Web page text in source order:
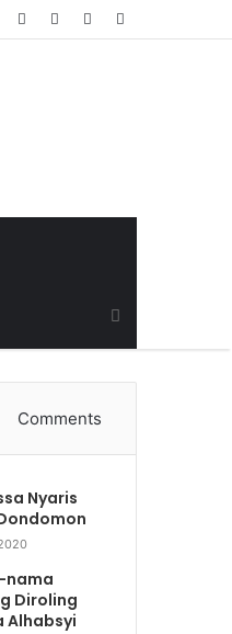
Random
Comments
Nyaris
nama
Diroling
Alhabsyi